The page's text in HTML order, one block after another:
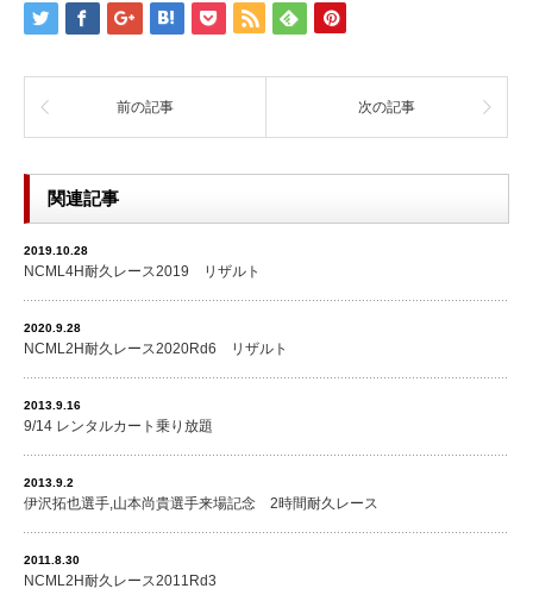
前の記事 次の記事
関連記事
2019.10.28
NCML4H耐久レース2019 リザルト
2020.9.28
NCML2H耐久レース2020Rd6 リザルト
2013.9.16
9/14 レンタルカート乗り放題
2013.9.2
伊沢拓也選手,山本尚貴選手来場記念 2時間耐久レース
2011.8.30
NCML2H耐久レース2011Rd3